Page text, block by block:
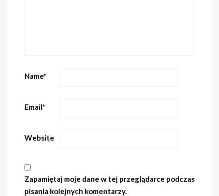
Name*
Email*
Website
Zapamiętaj moje dane w tej przeglądarce podczas
pisania kolejnych komentarzy.